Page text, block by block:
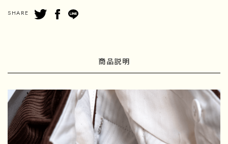
SHARE
商品説明